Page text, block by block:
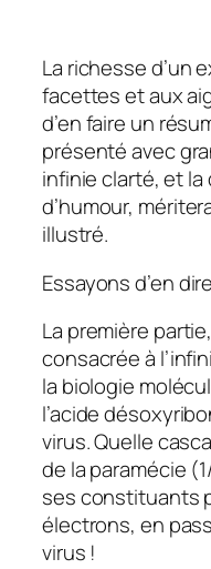
La richesse d’un
facettes et aux
d’en faire un
présenté avec
infinie clarté, et
d’humour,
illustré.
Essayons d’en
La première
consacrée à
la biologie
l’acide
virus. Quelle
de la paramécie
ses constituants
électrons, en
virus !